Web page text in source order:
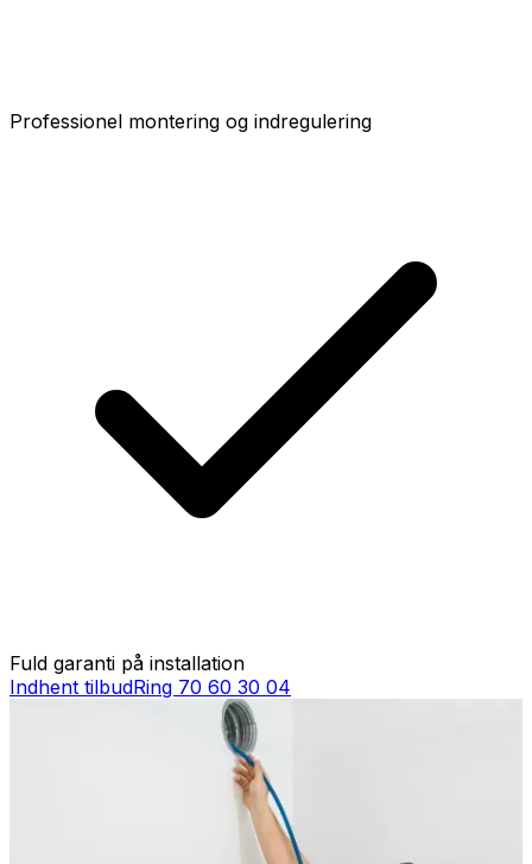
Professionel montering og indregulering
Fuld garanti på installation
Indhent tilbudRing 70 60 30 04